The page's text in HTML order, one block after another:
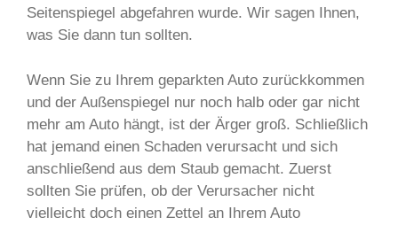
Seitenspiegel abgefahren wurde. Wir sagen Ihnen,
was Sie dann tun sollten.
Wenn Sie zu Ihrem geparkten Auto zurückkommen
und der Außenspiegel nur noch halb oder gar nicht
mehr am Auto hängt, ist der Ärger groß. Schließlich
hat jemand einen Schaden verursacht und sich
anschließend aus dem Staub gemacht. Zuerst
sollten Sie prüfen, ob der Verursacher nicht
vielleicht doch einen Zettel an Ihrem Auto